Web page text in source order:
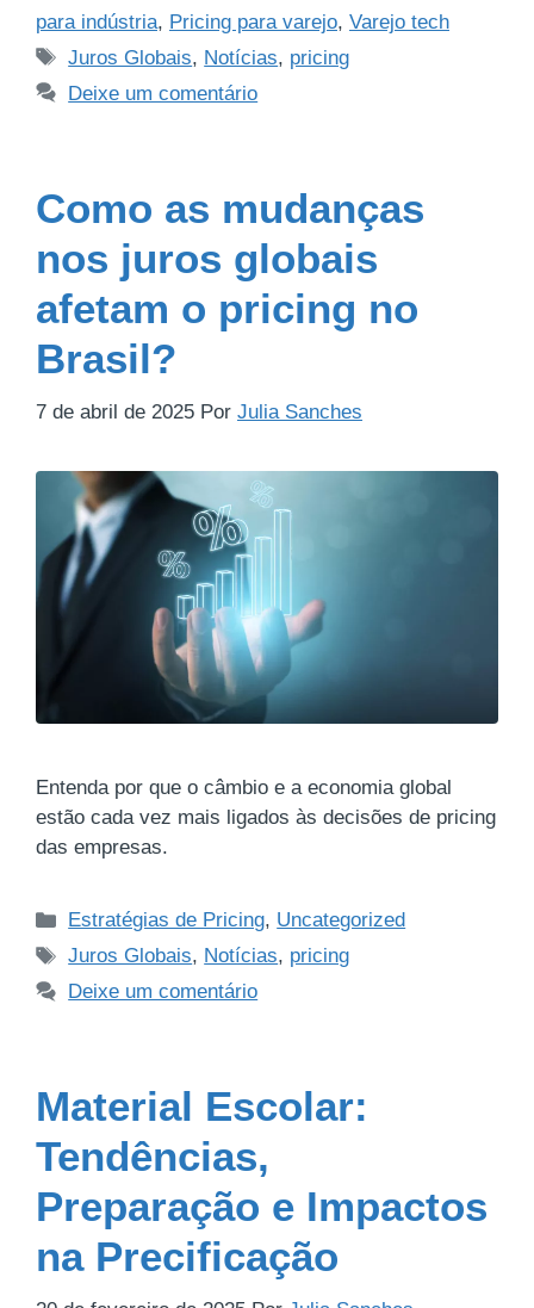
para indústria, Pricing para varejo, Varejo tech
Juros Globais, Notícias, pricing
Deixe um comentário
Como as mudanças
nos juros globais
afetam o pricing no
Brasil?
7 de abril de 2025 Por Julia Sanches
Entenda por que o câmbio e a economia global
estão cada vez mais ligados às decisões de pricing
das empresas.
Estratégias de Pricing, Uncategorized
Juros Globais, Notícias, pricing
Deixe um comentário
Material Escolar:
Tendências,
Preparação e Impactos
na Precificação